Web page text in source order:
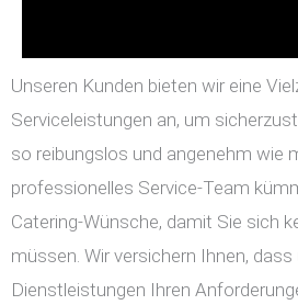
Unseren Kunden bieten wir eine
Serviceleistungen an, um
so reibungslos und angenehm wie
professionelles Service-Team
Catering-Wünsche, damit Sie sich
müssen. Wir versichern Ihnen,
Dienstleistungen Ihren